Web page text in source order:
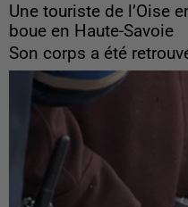
Une touriste de l’Oise
boue en Haute-Savoie
Son corps a été